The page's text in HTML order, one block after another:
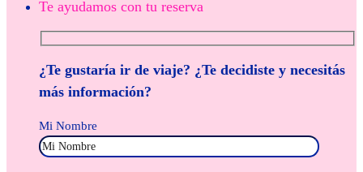
Te ayudamos con tu reserva
¿Te gustaría ir de viaje? ¿Te decidiste y necesitás
más información?
Mi Nombre